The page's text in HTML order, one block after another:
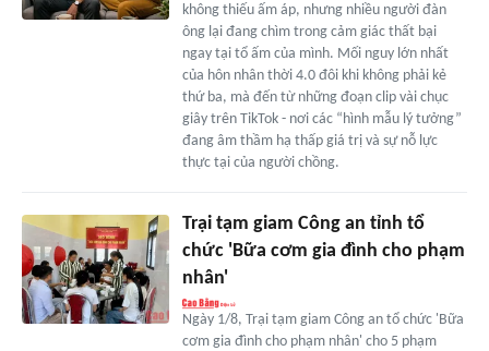
không thiếu ấm áp, nhưng nhiều người đàn
ông lại đang chìm trong cảm giác thất bại
ngay tại tổ ấm của mình. Mối nguy lớn nhất
của hôn nhân thời 4.0 đôi khi không phải kẻ
thứ ba, mà đến từ những đoạn clip vài chục
giây trên TikTok - nơi các “hình mẫu lý tưởng”
đang âm thầm hạ thấp giá trị và sự nỗ lực
thực tại của người chồng.
Trại tạm giam Công an tỉnh tổ
chức 'Bữa cơm gia đình cho phạm
nhân'
Ngày 1/8, Trại tạm giam Công an tổ chức 'Bữa
cơm gia đình cho phạm nhân' cho 5 phạm